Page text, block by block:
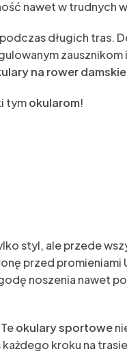
nawet w trudnych
długich tras.
zausznikom
na rower
tymokularom!
styl, ale przede
przed promieniami
noszenia nawet
okulary sportowe
kroku na